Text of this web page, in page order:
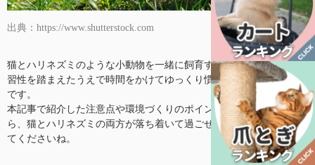
出典：https://www.shutterstock.com
猫とハリネズミのような小動物を一緒に飼育する場合、それぞれの
習性を踏まえたうえで時間をかけてゆっくり慣れさせることが大切
です。
本記事で紹介した注意点や環境づくりのポイントも参考にしなが
ら、猫とハリネズミの両方が落ち着いて過ごせる環境を整えてあげ
てくださいね。